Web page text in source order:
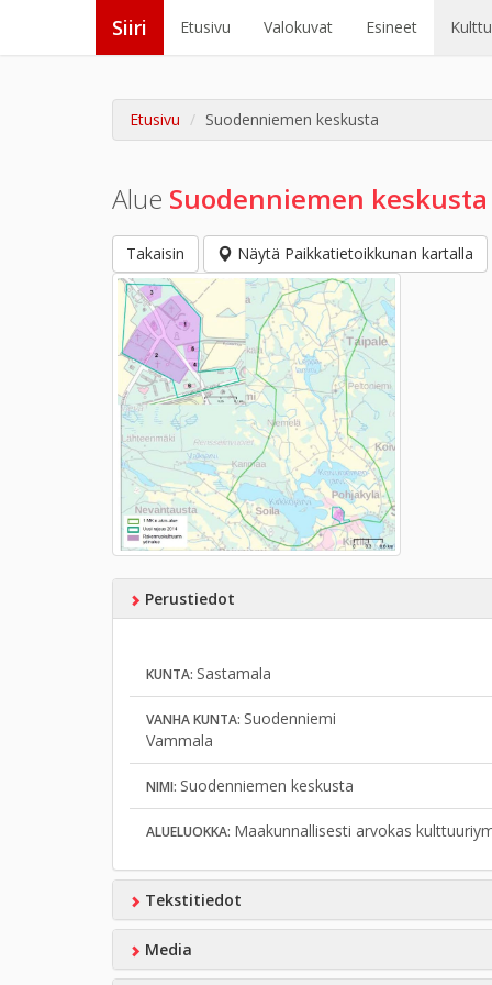
Siiri Etusivu Valokuvat Esineet
Etusivu Suodenniemen keskusta
Alue Suodenniemen keskusta
Takaisin Näytä Paikkatietoikkunan kartalla
Perustiedot
KUNTA: Sastamala
VANHA KUNTA: Suodenniemi
Vammala
NIMI: Suodenniemen keskusta
ALUELUOKKA: Maakunnallisesti arvokas
Tekstitiedot
Media